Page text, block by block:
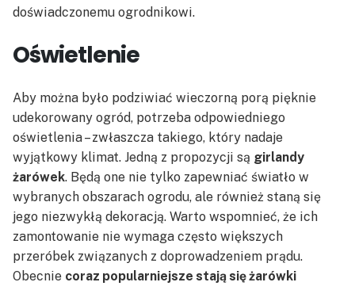
doświadczonemu ogrodnikowi.
Oświetlenie
Aby można było podziwiać wieczorną porą pięknie
udekorowany ogród, potrzeba odpowiedniego
oświetlenia – zwłaszcza takiego, który nadaje
wyjątkowy klimat. Jedną z propozycji są girlandy
żarówek. Będą one nie tylko zapewniać światło w
wybranych obszarach ogrodu, ale również staną się
jego niezwykłą dekoracją. Warto wspomnieć, że ich
zamontowanie nie wymaga często większych
przeróbek związanych z doprowadzeniem prądu.
Obecnie coraz popularniejsze stają się żarówki